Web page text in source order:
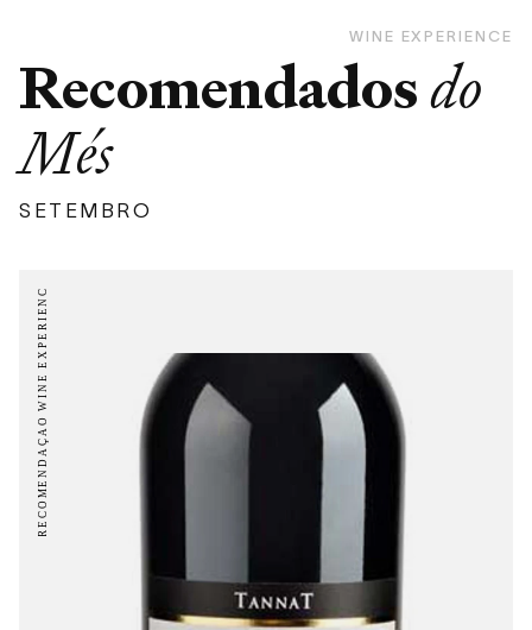
WINE EXPERIENCE
Recomendadosdo
Més
SETEMBRO